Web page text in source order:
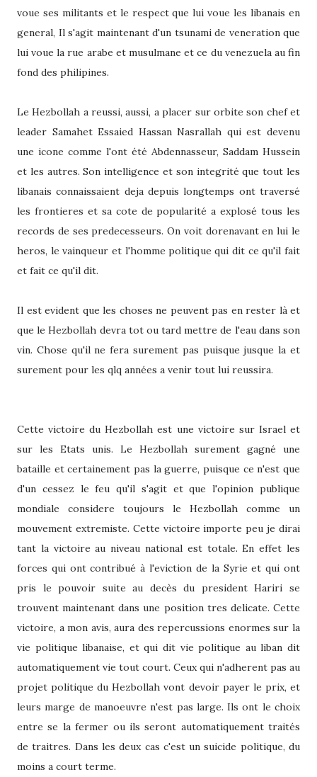
voue ses militants et le respect que lui voue les libanais en
general, Il s'agit maintenant d'un tsunami de veneration que
lui voue la rue arabe et musulmane et ce du venezuela au fin
fond des philipines.
Le Hezbollah a reussi, aussi, a placer sur orbite son chef et
leader Samahet Essaied Hassan Nasrallah qui est devenu
une icone comme l'ont été Abdennasseur, Saddam Hussein
et les autres. Son intelligence et son integrité que tout les
libanais connaissaient deja depuis longtemps ont traversé
les frontieres et sa cote de popularité a explosé tous les
records de ses predecesseurs. On voit dorenavant en lui le
heros, le vainqueur et l'homme politique qui dit ce qu'il fait
et fait ce qu'il dit.
Il est evident que les choses ne peuvent pas en rester là et
que le Hezbollah devra tot ou tard mettre de l'eau dans son
vin. Chose qu'il ne fera surement pas puisque jusque la et
surement pour les qlq années a venir tout lui reussira.
Cette victoire du Hezbollah est une victoire sur Israel et
sur les Etats unis. Le Hezbollah surement gagné une
bataille et certainement pas la guerre, puisque ce n'est que
d'un cessez le feu qu'il s'agit et que l'opinion publique
mondiale considere toujours le Hezbollah comme un
mouvement extremiste. Cette victoire importe peu je dirai
tant la victoire au niveau national est totale. En effet les
forces qui ont contribué à l'eviction de la Syrie et qui ont
pris le pouvoir suite au decès du president Hariri se
trouvent maintenant dans une position tres delicate. Cette
victoire, a mon avis, aura des repercussions enormes sur la
vie politique libanaise, et qui dit vie politique au liban dit
automatiquement vie tout court. Ceux qui n'adherent pas au
projet politique du Hezbollah vont devoir payer le prix, et
leurs marge de manoeuvre n'est pas large. Ils ont le choix
entre se la fermer ou ils seront automatiquement traités
de traitres. Dans les deux cas c'est un suicide politique, du
moins a court terme.